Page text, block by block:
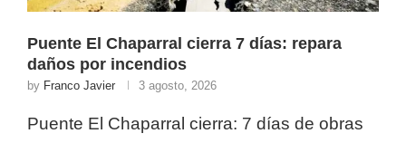
Puente El Chaparral cierra 7 días: repara
daños por incendios
by Franco Javier 3 agosto, 2026
Puente El Chaparral cierra: 7 días de obras